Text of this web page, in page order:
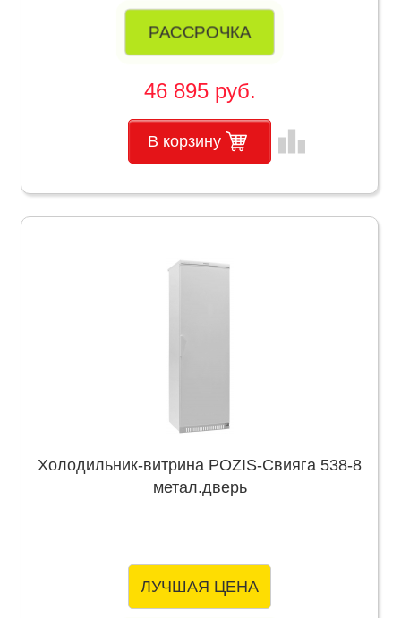
РАССРОЧКА
46 895 руб.
В корзину leaderboard
Холодильник-витрина POZIS-Свияга 538-8
метал.дверь
ЛУЧШАЯ ЦЕНА